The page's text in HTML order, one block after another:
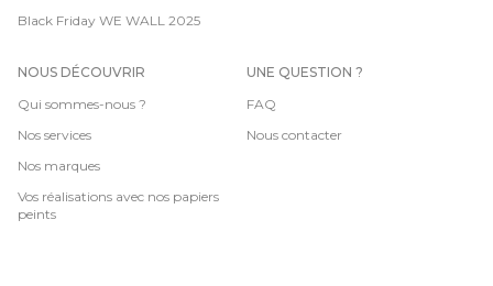
Black Friday WE WALL 2025
NOUS DÉCOUVRIR
Qui sommes-nous ?
Nos services
Nos marques
Vos réalisations avec nos papiers
peints
UNE QUESTION ?
FAQ
Nous contacter